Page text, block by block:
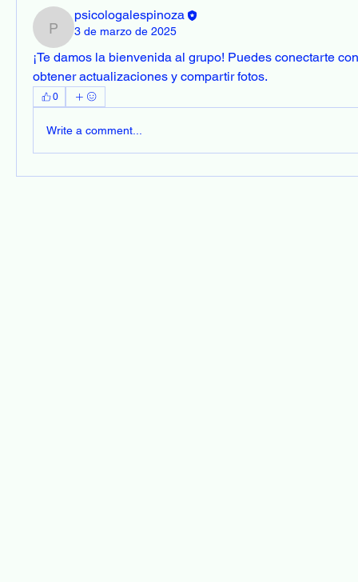
psicologalespinoza
psicologalespinoza
3 de marzo de 2025
¡Te damos la bienvenida al grupo! Puedes conectarte
obtener actualizaciones y compartir fotos.
0
Write a comment...